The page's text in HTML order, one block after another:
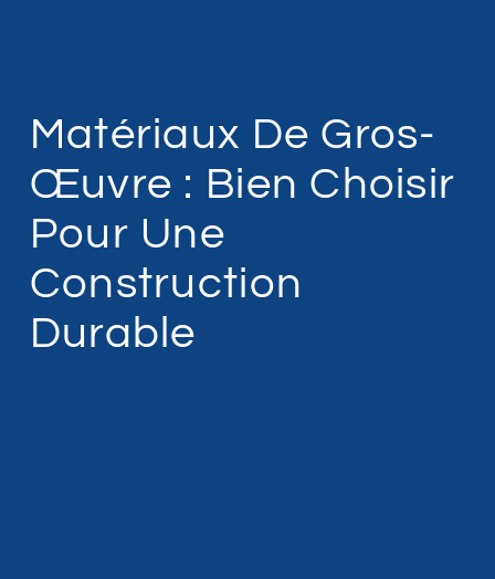
Matériaux De Gros-
Œuvre : Bien Choisir
Pour Une
Construction
Durable